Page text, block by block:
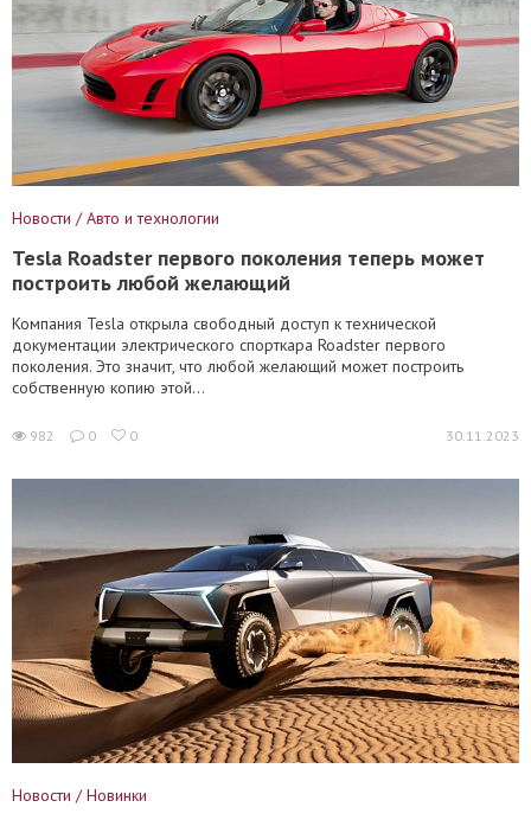
Новости / Авто и технологии
Tesla Roadster первого поколения теперь может
построить любой желающий
Компания Tesla открыла свободный доступ к технической
документации электрического спорткара Roadster первого
поколения. Это значит, что любой желающий может построить
собственную копию этой...
982 0 0 30.11.2023
Новости / Новинки